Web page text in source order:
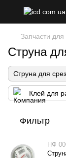
Запчасти для
Струна
Струна для
Клей для
Фильтр
НФ-